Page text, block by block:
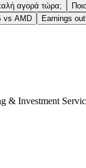
αγορά τώρα;
vs AMD
Earnings
& Investment